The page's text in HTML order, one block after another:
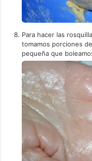
Para hacer las
tomamos porciones
pequeña que